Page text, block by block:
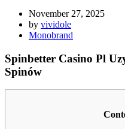
November 27, 2025
by vividole
Monobrand
Spinbetter Casino Pl
Spinów